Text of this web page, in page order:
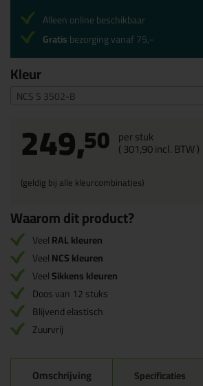
Kleur
NCS S 3502-B
249,50 per stuk
(301,90incl. BTW )
(geldig bij alle kleurcombinaties)
Alleen online beschikbaar
Gratisbezorging vanaf 75,-
Waarom dit product?
VeelRAL kleuren
VeelNCS kleuren
VeelSikkens kleuren
Doos van 12 stuks
Blijvend elastisch
Zuurvrij
Omschrijving Specificaties